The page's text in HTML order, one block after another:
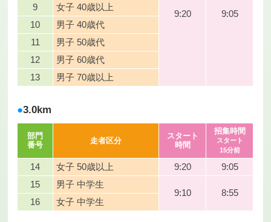
9:20 9:05
9
女子 40歳以上
10
男子 40歳代
11
男子 50歳代
12
男子 60歳代
13
男子 70歳以上
3.0km
部門
番号
走者区分
スタート
時間
招集時間
スタート
15分前
14 女子 50歳以上 9:20
9:05
15
男子 中学生
9:10
8:55
16
女子 中学生